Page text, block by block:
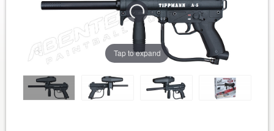
Tap to expand